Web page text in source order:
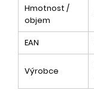
Hmotnost /
objem
EAN
Výrobce